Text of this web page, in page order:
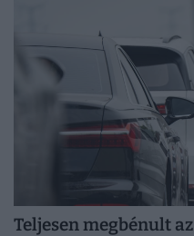
Teljesen megbénult